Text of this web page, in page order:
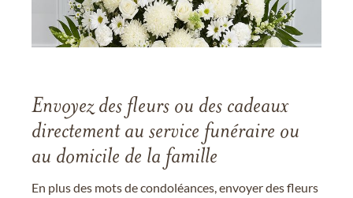
Envoyez des fleurs ou des cadeaux
directement au service funéraire ou
au domicile de la famille
En plus des mots de condoléances, envoyer des fleurs